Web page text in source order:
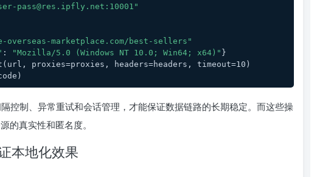
pass@res.ipfly.net:10001"
overseas-marketplace.com/best-sellers"
: "Mozilla/5.0 (Windows NT 10.0; Win64; x64)" }
proxies=proxies, headers=headers, timeout=10)
控制、异常重试和会话管理，才能保证数据链路的长期稳定。而这些操
的真实性和匿名度。
本地化效果